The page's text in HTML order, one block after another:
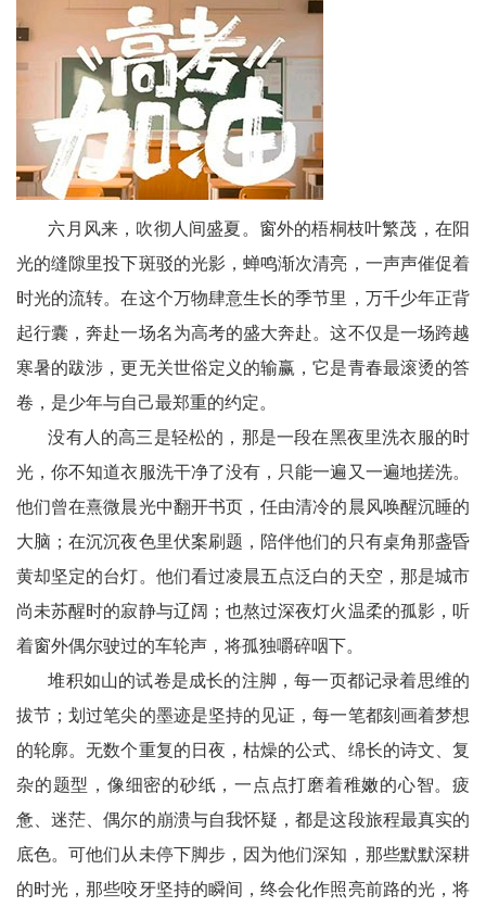
老
科
协
云
文
学
社
区
民
事
神
展
播
台
中
国
六月风来，吹彻人间盛夏。窗外的梧桐枝叶繁茂，在阳
光的缝隙里投下斑驳的光影，蝉鸣渐次清亮，一声声催促着
时光的流转。在这个万物肆意生长的季节里，万千少年正背
起行囊，奔赴一场名为高考的盛大奔赴。这不仅是一场跨越
寒暑的跋涉，更无关世俗定义的输赢，它是青春最滚烫的答
卷，是少年与自己最郑重的约定。
没有人的高三是轻松的，那是一段在黑夜里洗衣服的时
光，你不知道衣服洗干净了没有，只能一遍又一遍地搓洗。
他们曾在熹微晨光中翻开书页，任由清冷的晨风唤醒沉睡的
大脑；在沉沉夜色里伏案刷题，陪伴他们的只有桌角那盏昏
黄却坚定的台灯。他们看过凌晨五点泛白的天空，那是城市
尚未苏醒时的寂静与辽阔；也熬过深夜灯火温柔的孤影，听
着窗外偶尔驶过的车轮声，将孤独嚼碎咽下。
堆积如山的试卷是成长的注脚，每一页都记录着思维的
拔节；划过笔尖的墨迹是坚持的见证，每一笔都刻画着梦想
的轮廓。无数个重复的日夜，枯燥的公式、绵长的诗文、复
杂的题型，像细密的砂纸，一点点打磨着稚嫩的心智。疲
惫、迷茫、偶尔的崩溃与自我怀疑，都是这段旅程最真实的
底色。可他们从未停下脚步，因为他们深知，那些默默深耕
的时光，那些咬牙坚持的瞬间，终会化作照亮前路的光，将